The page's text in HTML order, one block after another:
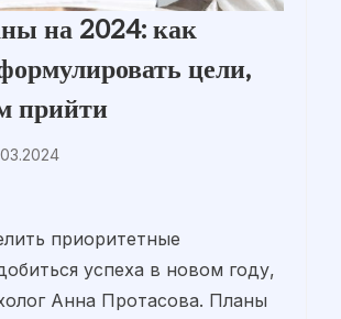
на 2024: как
цели,
прийти
приоритетные
успеха в новом году,
Анна Протасова. Планы